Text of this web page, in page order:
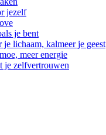
jezelf
je bent
je lichaam, kalmeer je geest
meer energie
je zelfvertrouwen